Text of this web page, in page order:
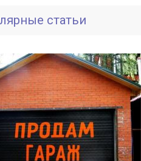
статьи